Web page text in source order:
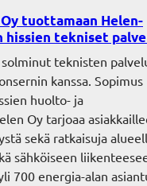
tuottamaan Helen-
hissien tekniset
teknisten
kanssa. Sopimus
huolto- ja
Oy tarjoaa
sekä ratkaisuja
sähköiseen
700 energia-alan